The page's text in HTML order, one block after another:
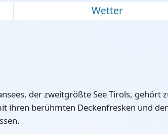
Wetter
der zweitgrößte See Tirols, gehört
ihren berühmten Deckenfresken und